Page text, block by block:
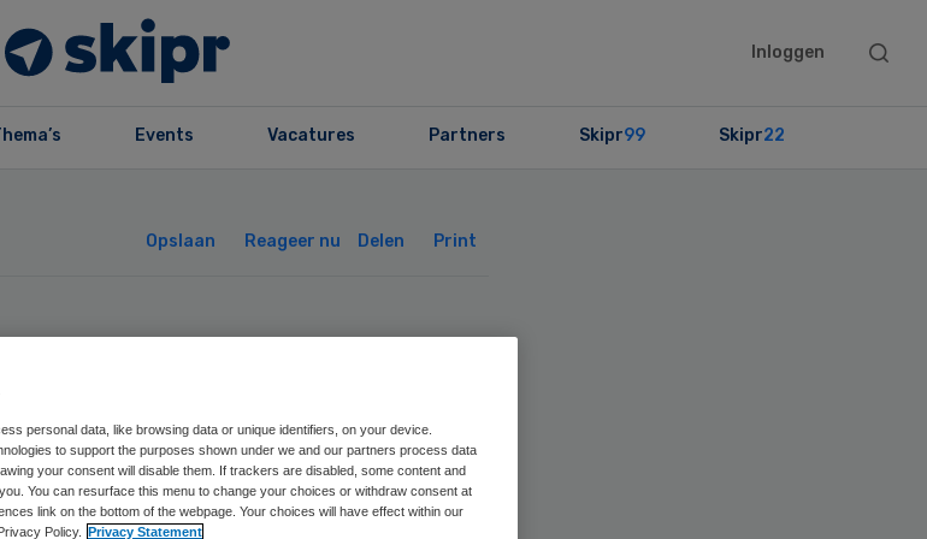
Inloggen
Search
Events Vacatures Partners Skipr99 Skipr22
Opslaan Reageer nu Delen Print
in
Groep
personal data, like browsing data or unique identifiers, on your device.
to support the purposes shown under we and our partners process data
your consent will disable them. If trackers are disabled, some content and
You can resurface this menu to change your choices or withdraw consent at
link on the bottom of the webpage. Your choices will have effect within our
Policy. Privacy Statement